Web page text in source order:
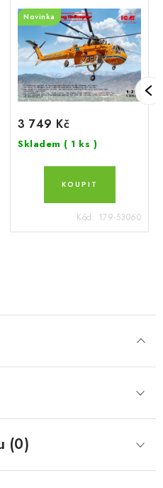
Novinka
3 749 Kč
Skladem ( 1 ks )
Kód: 179-53060
(0)